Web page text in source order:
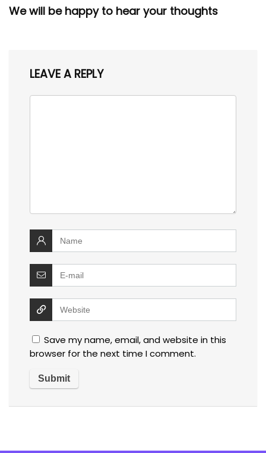
We will be happy to hear your thoughts
LEAVE A REPLY
Save my name, email, and website in this
browser for the next time I comment.